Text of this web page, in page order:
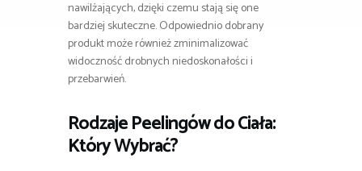
nawilżających, dzięki czemu stają się one
bardziej skuteczne. Odpowiednio dobrany
produkt może również zminimalizować
widoczność drobnych niedoskonałości i
przebarwień.
Rodzaje Peelingów do Ciała:
Który Wybrać?